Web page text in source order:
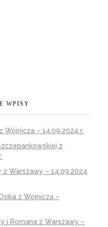
WPISY
– 14.09.2024 r.
z
z Warszawy – 14.09.2024
z Wojnicza –
i Romana z Warszawy –